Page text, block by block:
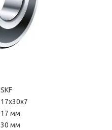
SKF
17х30х7
17 мм
30 мм